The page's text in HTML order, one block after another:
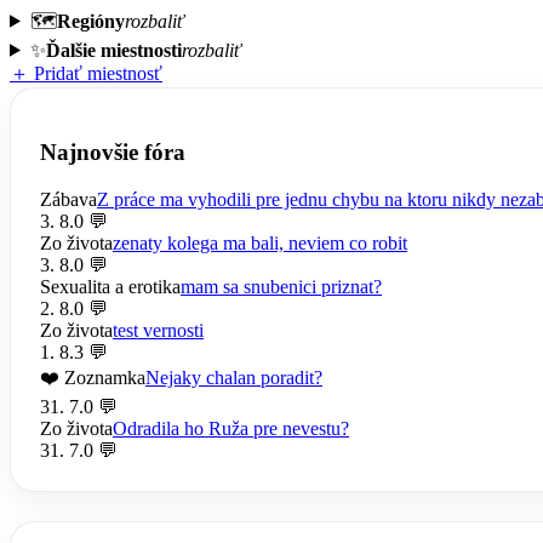
🗺️Regiónyrozbaliť
✨Ďalšie miestnostirozbaliť
＋ Pridať miestnosť
Najnovšie fóra
ZábavaZ práce ma vyhodili pre jednu chybu na ktoru nikdy
3. 8.0 💬
Zo životazenaty kolega ma bali, neviem co robit
3. 8.0 💬
Sexualita a erotikamam sa snubenici priznat?
2. 8.0 💬
Zo životatest vernosti
1. 8.3 💬
❤️ ZoznamkaNejaky chalan poradit?
31. 7.0 💬
Zo životaOdradila ho Ruža pre nevestu?
31. 7.0 💬